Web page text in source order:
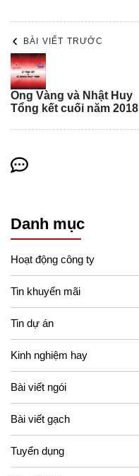
BÀI VIẾT TRƯỚC
Ong Vàng và Nhật Huy
Tổng kết cuối năm 2018
Danh mục
Hoạt động công ty
Tin khuyến mãi
Tin dự án
Kinh nghiệm hay
Bài viết ngói
Bài viết gạch
Tuyển dụng